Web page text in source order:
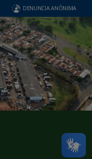
DENUNCIA ANÔNIMA